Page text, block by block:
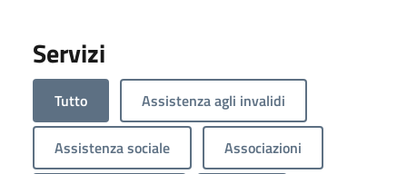
Servizi
Tutto Assistenza agli invalidi
Assistenza sociale Associazioni